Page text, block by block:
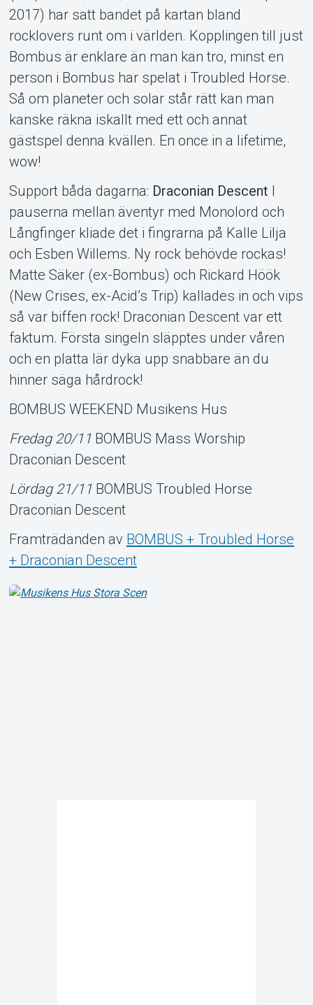
2017) har satt bandet på kartan bland
rocklovers runt om i världen. Kopplingen till just
Bombus är enklare än man kan tro, minst en
person i Bombus har spelat i Troubled Horse.
Så om planeter och solar står rätt kan man
kanske räkna iskallt med ett och annat
gästspel denna kvällen. En once in a lifetime,
wow!
Support båda dagarna: Draconian Descent I
pauserna mellan äventyr med Monolord och
Långfinger kliade det i fingrarna på Kalle Lilja
och Esben Willems. Ny rock behövde rockas!
Matte Säker (ex-Bombus) och Rickard Höök
(New Crises, ex-Acid’s Trip) kallades in och vips
så var biffen rock! Draconian Descent var ett
faktum. Första singeln släpptes under våren
och en platta lär dyka upp snabbare än du
hinner säga hårdrock!
BOMBUS WEEKEND Musikens Hus
Fredag 20/11BOMBUS Mass Worship
Draconian Descent
Lördag 21/11BOMBUS Troubled Horse
Draconian Descent
Framträdanden av BOMBUS + Troubled Horse
+ Draconian Descent